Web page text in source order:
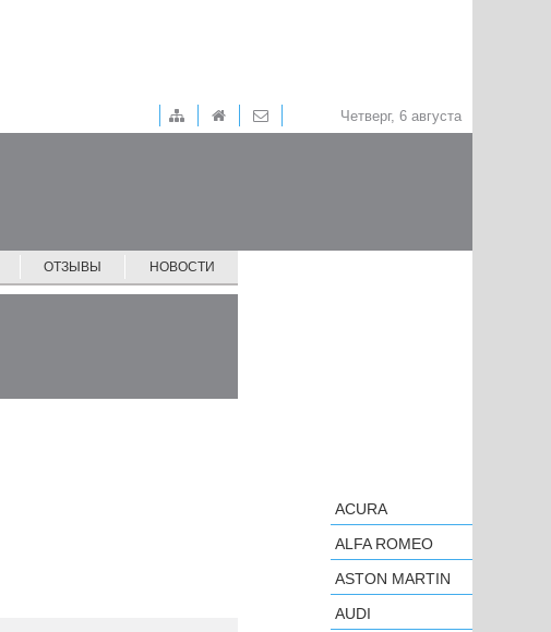
Четверг, 6 августа
ОТЗЫВЫ НОВОСТИ
ACURA
ALFA ROMEO
ASTON MARTIN
AUDI